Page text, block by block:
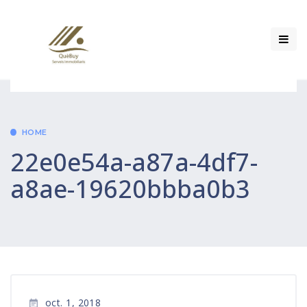
HOME
22e0e54a-a87a-4df7-
a8ae-19620bbba0b3
 oct. 1, 2018